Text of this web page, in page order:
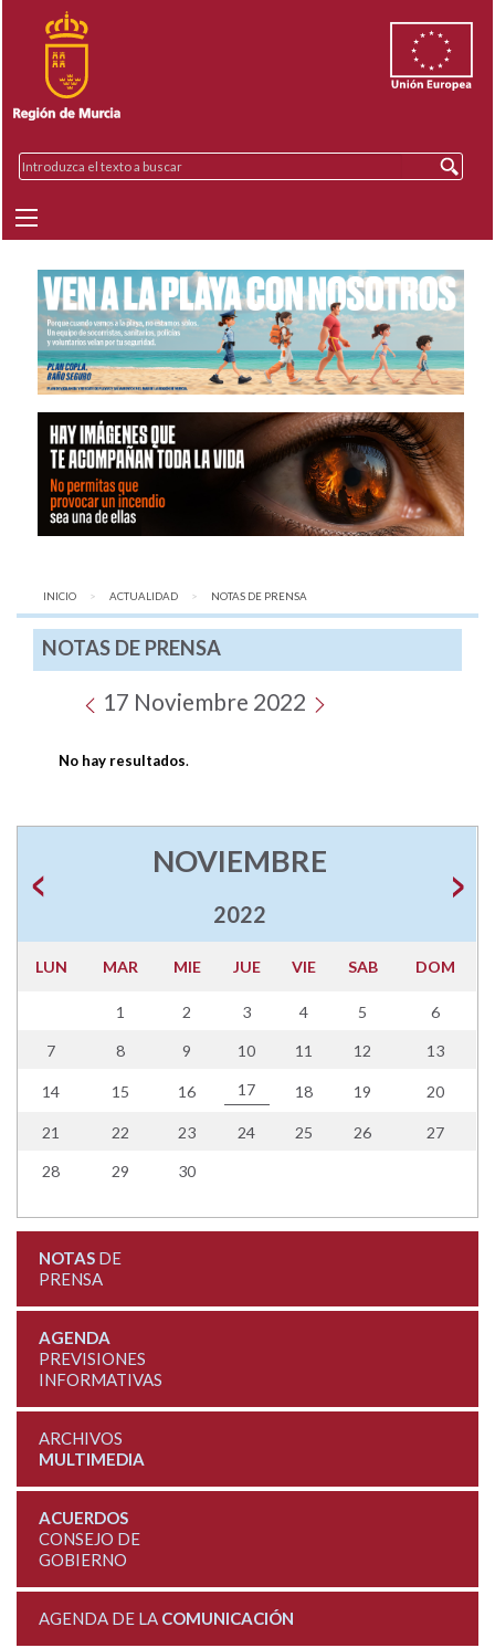
INICIO ACTUALIDAD AQUÍ:
NOTAS DE PRENSA
NOTAS DE PRENSA
17 Noviembre 2022
No hay resultados.
NOVIEMBRE
2022
LUN MAR MIE JUE VIE SAB DOM
1 2 3 4 5 6
7 8 9 10 11 12 13
14 15 16 17 18 19 20
21 22 23 24 25 26 27
28 29 30
NOTASDE
PRENSA
AGENDA
PREVISIONES
INFORMATIVAS
ARCHIVOS
MULTIMEDIA
ACUERDOS
CONSEJO DE
GOBIERNO
AGENDA DE LA COMUNICACIÓN